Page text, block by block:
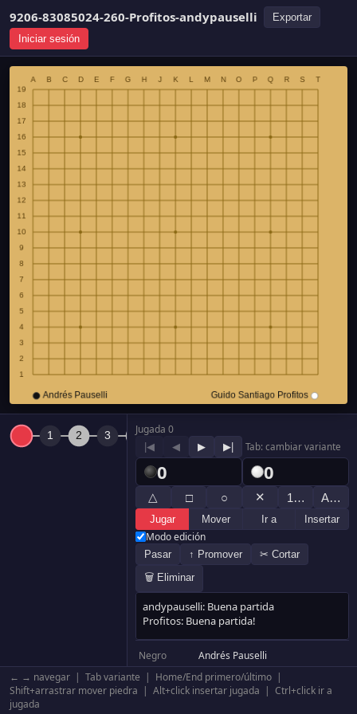
9206-83085024-260-Profitos-andypauselli
Exportar
Iniciar sesión
Jugada 0
|◀ ◀ ▶ ▶| Tab: cambiar variante
0 0
△ □ ○ ✕ 1… A…
Jugar Mover Ir a Insertar
Modo edición
Pasar ↑ Promover
✂ Cortar
🗑 Eliminar
Negro
Andrés Pauselli
Blanco
Guido Santiago Profitos
Resultado
Blanco +28.5
← → navegar | Tab variante | Home/End primero/último |
Shift+arrastrar mover piedra | Alt+click insertar jugada | Ctrl+click ir a
jugada